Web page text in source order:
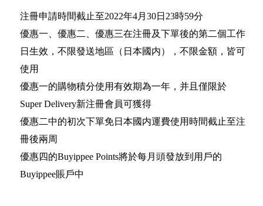
注冊申請時間截止至2022年4月30日23時59分
優惠一、優惠二、優惠三在注冊及下單後的第二個工作
日生效，不限發送地區（日本國内），不限金額，皆可
使用
優惠一的購物積分使用有效期為一年，并且僅限於
Super Delivery新注冊會員可獲得
優惠二中的初次下單免日本國内運費使用時間截止至注
冊後兩周
優惠四的Buyippee Points將於每月頭發放到用戶的
Buyippee賬戶中